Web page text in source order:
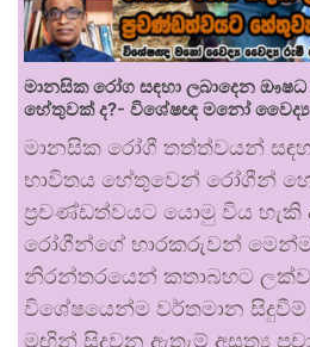
මානසික රෝග සඳහා ලබාදෙන
හේතුවක් ද?- විශේෂඥ මනෝ
මානසික රෝගී තත්ත්වයන්
භාවිතය හේතුවෙන් රෝගීන්
ප්‍රචණ්ඩත්වයට යොමු විය හැකි
රෝගීන්ගේ භාරකරුවන් මෙන්ම
නිරන්තරයෙන් කතාබහට
විශේෂයෙන්ම වර්තමාන
මඟින් සිදුවන ඇතැම් අසත්‍ය